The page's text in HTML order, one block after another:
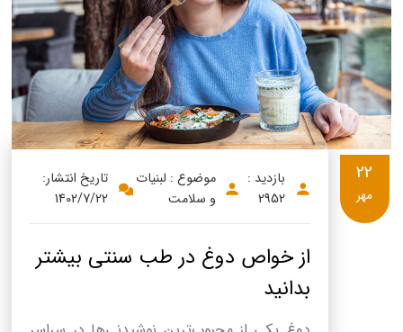
بازدید :
2952
موضوع : لبنیات
و سلامت
تاریخ انتشار:
1402/7/22
از خواص دوغ در طب سنتی بیشتر
بدانید
22
مهر